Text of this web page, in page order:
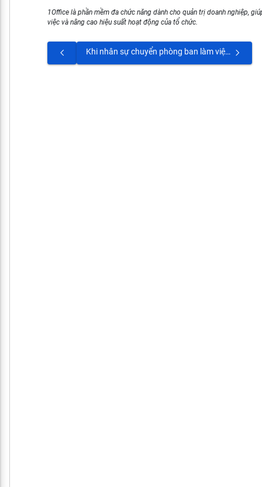
1Office là phần mềm đa chức năng dành cho quản trị doanh nghiệp,
việc và nâng cao hiệu suất hoạt động của tổ chức.
Khi nhân sự chuyển phòng ban làm việc và phát sinh hợp đồng mới thì có cần cập nhật phòng ban mới ở hồ sơ nhân sự hay không?